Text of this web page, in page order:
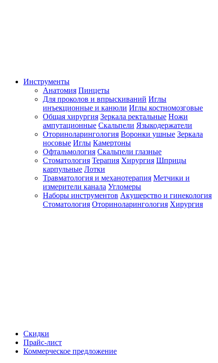
Инструменты
Анатомия Пинцеты
Для проколов и впрыскиваний Иглы
инъекционные и канюли Иглы костномозговые
Общая хирургия Зеркала ректальные Ножи
ампутационные Скальпели Языкодержатели
Оториноларингология Воронки ушные Зеркала
носовые Иглы Камертоны
Офтальмология Скальпели глазные
Стоматология Терапия Хирургия Шприцы
карпульные Лотки
Травматология и механотерапия Метчики и
измерители канала Угломеры
Наборы инструментов Акушерство и гинекология
Стоматология Оториноларингология Хирургия
Скидки
Прайс-лист
Коммерческое предложение